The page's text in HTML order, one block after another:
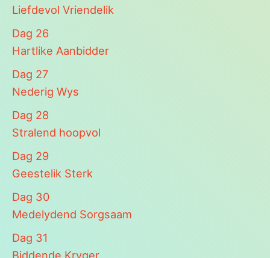
Liefdevol Vriendelik
Dag 26
Hartlike Aanbidder
Dag 27
Nederig Wys
Dag 28
Stralend hoopvol
Dag 29
Geestelik Sterk
Dag 30
Medelydend Sorgsaam
Dag 31
Biddende Kryger